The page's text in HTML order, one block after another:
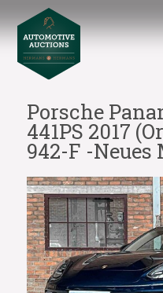
Porsche
441PS 2017
942-F -Neues